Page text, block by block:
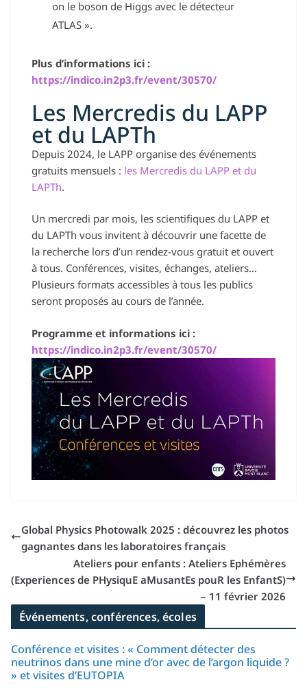
on le boson de Higgs avec le détecteur
ATLAS ».
Plus d’informations ici :
https://indico.in2p3.fr/event/30570/
Les Mercredis du LAPP
et du LAPTh
Depuis 2024, le LAPP organise des événements
gratuits mensuels : les Mercredis du LAPP et du
LAPTh.
Un mercredi par mois, les scientifiques du LAPP et
du LAPTh vous invitent à découvrir une facette de
la recherche lors d’un rendez-vous gratuit et ouvert
à tous. Conférences, visites, échanges, ateliers…
Plusieurs formats accessibles à tous les publics
seront proposés au cours de l’année.
Programme et informations ici :
https://indico.in2p3.fr/event/30570/
Global Physics Photowalk 2025 : découvrez les photos
gagnantes dans les laboratoires français
Ateliers pour enfants : Ateliers Ephémères
(Experiences de PHysiquE aMusantEs pouR les EnfantS)
– 11 février 2026
Événements, conférences, écoles
Conférence et visites : « Comment détecter des
neutrinos dans une mine d’or avec de l’argon liquide ?
» et visites d’EUTOPIA